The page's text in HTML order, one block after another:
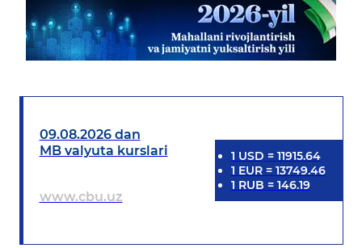
09.08.2026 dan
MB valyuta kurslari
www.cbu.uz
1 USD = 11915.64
1 EUR= 13749.46
1 RUB = 146.19